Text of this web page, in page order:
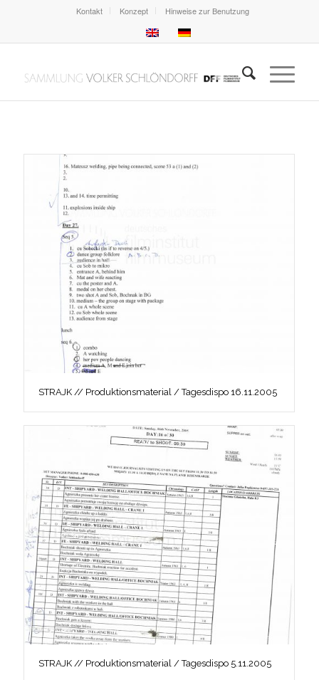
Kontakt Konzept Hinweise zur Benutzung
STRAJK // Produktionsmaterial / Tagesdispo 16.11.2005
STRAJK // Produktionsmaterial / Tagesdispo 5.11.2005